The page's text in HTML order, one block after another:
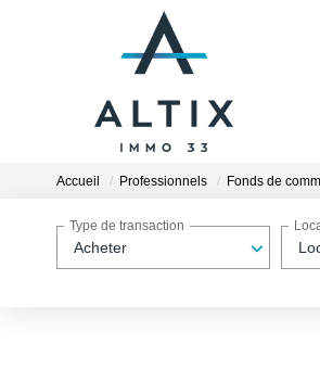
Accueil Professionnels Fonds de
Acheter
Type de transaction